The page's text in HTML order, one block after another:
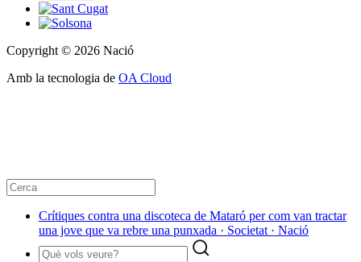
Copyright © 2026 Nació
Amb la tecnologia de OA Cloud
Crítiques contra una discoteca de Mataró per com van tractar
una jove que va rebre una punxada · Societat · Nació